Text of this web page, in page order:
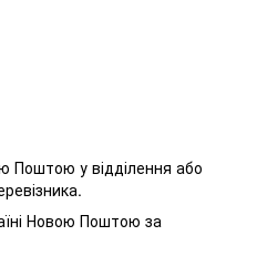
Поштою у відділення або
Новою Поштою за